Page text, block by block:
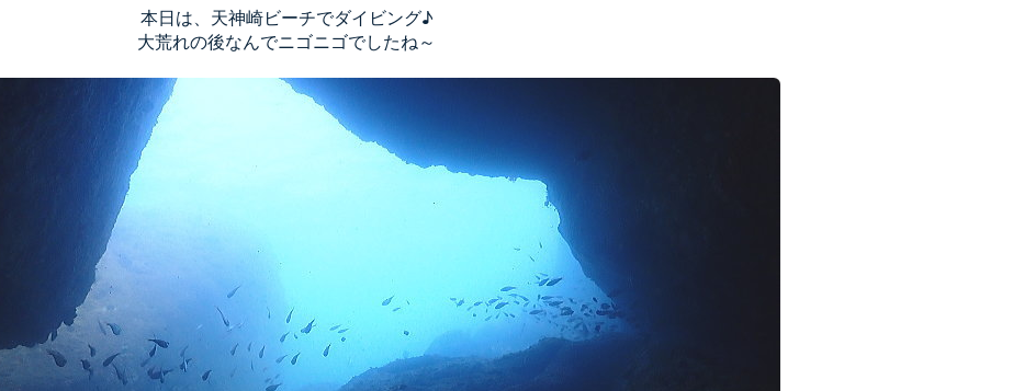
本日は、天神崎ビーチでダイビング♪
大荒れの後なんでニゴニゴでしたね～